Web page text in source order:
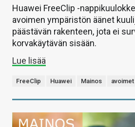
Huawei FreeClip -
avoimen ympäristön äänet
päästävän rakenteen, jota ei
korvakäytävän sisään.
Lue lisää
FreeClip Huawei Mainos